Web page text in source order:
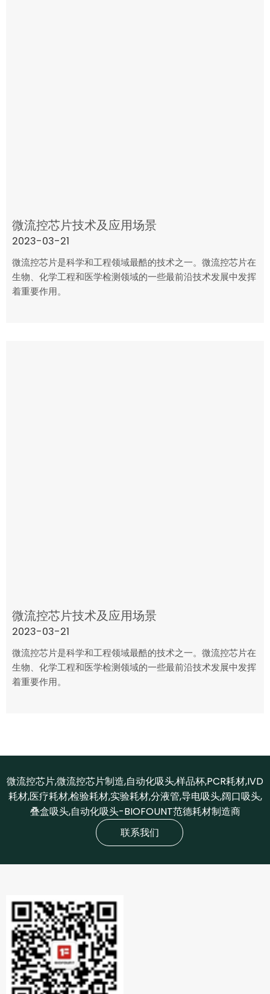
微流控芯片技术及应用场景
2023-03-21
微流控芯片是科学和工程领域最酷的技术之一。微流控芯片在
生物、化学工程和医学检测领域的一些最前沿技术发展中发挥
着重要作用。
微流控芯片技术及应用场景
2023-03-21
微流控芯片是科学和工程领域最酷的技术之一。微流控芯片在
生物、化学工程和医学检测领域的一些最前沿技术发展中发挥
着重要作用。
微流控芯片,微流控芯片制造,自动化吸头,样品杯,PCR耗材,IVD
耗材,医疗耗材,检验耗材,实验耗材,分液管,导电吸头,阔口吸头,
叠盒吸头,自动化吸头-BIOFOUNT范德耗材制造商
联系我们